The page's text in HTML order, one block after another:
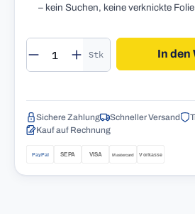
– kein Suchen, keine verknickte Folie
Produkt Anzahl: Gib
Stk In den
Sichere Zahlung Schneller Versand
Kauf auf Rechnung